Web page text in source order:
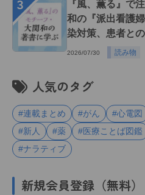
３
『風、薫る』で
和の『派出看護
染対策、患者と
2026/07/30 読み物
人気のタグ
#連載まとめ #がん #心電図
#新人
#薬 #医療ことば図鑑
#ナラティブ
新規会員登録（無料）